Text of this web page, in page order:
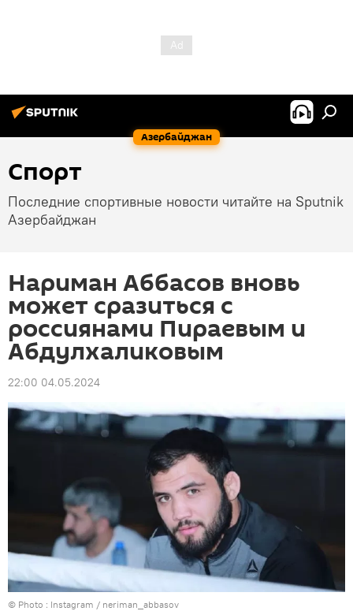
Азербайджан
Спорт
Последние спортивные новости читайте на Sputnik
Азербайджан
Нариман Аббасов вновь
может сразиться с
россиянами Пираевым и
Абдулхаликовым
22:00 04.05.2024
© Photo : Instagram / neriman_abbasov